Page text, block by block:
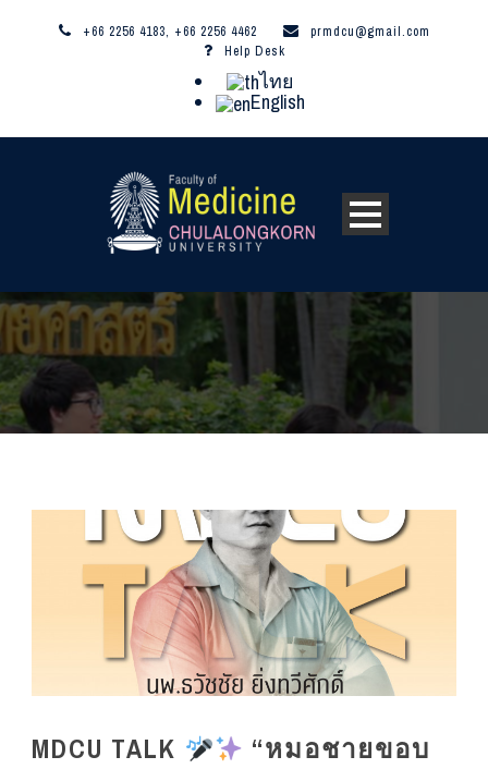
+66 2256 4183, +66 2256 4462
prmdcu@gmail.com
Help Desk
ไทย
English
MDCU TALK
“หมอชายขอบ